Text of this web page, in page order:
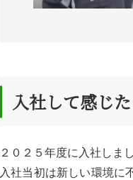
入社して感じ
２０２５年度に入社しま
入社当初は新しい環境に